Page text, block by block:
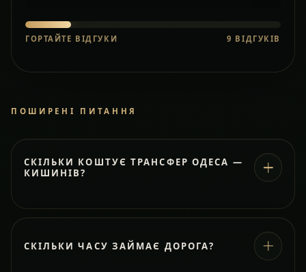
ГОРТАЙТЕ ВІДГУКИ 9 ВІДГУКІВ
ПОШИРЕНІ ПИТАННЯ
СКІЛЬКИ КОШТУЄ ТРАНСФЕР ОДЕСА —
КИШИНІВ?
СКІЛЬКИ ЧАСУ ЗАЙМАЄ ДОРОГА?